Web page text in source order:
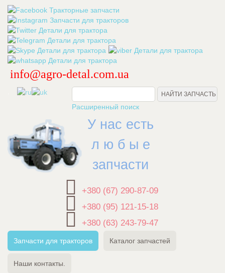
info@agro-detal.com.ua
Расширенный поиск
У нас есть
л ю б ы е
запчасти
+380 (67) 290-87-09
+380 (95) 121-15-18
+380 (63) 243-79-47
Запчасти для тракторов Каталог запчастей
Наши контакты.